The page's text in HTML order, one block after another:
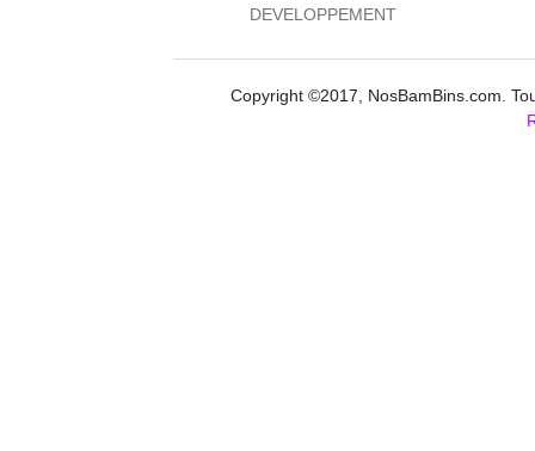
DEVELOPPEMENT
Copyright ©2017, NosBamBins.com.